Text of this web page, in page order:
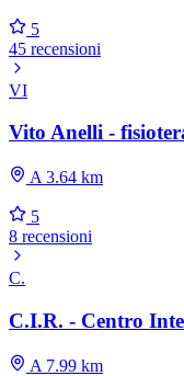
5
45 recensioni
VI
Vito Anelli -
A 3.64 km
5
8 recensioni
C.
C.I.R. - Centro
A 7.99 km